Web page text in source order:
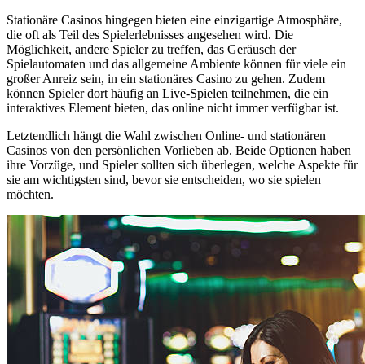
Stationäre Casinos hingegen bieten eine einzigartige Atmosphäre,
die oft als Teil des Spielerlebnisses angesehen wird. Die
Möglichkeit, andere Spieler zu treffen, das Geräusch der
Spielautomaten und das allgemeine Ambiente können für viele ein
großer Anreiz sein, in ein stationäres Casino zu gehen. Zudem
können Spieler dort häufig an Live-Spielen teilnehmen, die ein
interaktives Element bieten, das online nicht immer verfügbar ist.
Letztendlich hängt die Wahl zwischen Online- und stationären
Casinos von den persönlichen Vorlieben ab. Beide Optionen haben
ihre Vorzüge, und Spieler sollten sich überlegen, welche Aspekte für
sie am wichtigsten sind, bevor sie entscheiden, wo sie spielen
möchten.